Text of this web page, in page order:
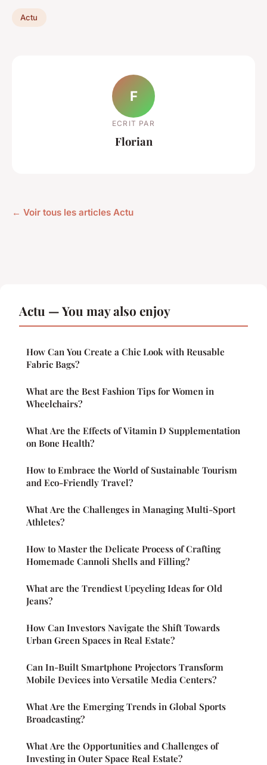
Actu
F
ECRIT PAR
Florian
← Voir tous les articles Actu
Actu — You may also enjoy
How Can You Create a Chic Look with Reusable
Fabric Bags?
What are the Best Fashion Tips for Women in
Wheelchairs?
What Are the Effects of Vitamin D Supplementation
on Bone Health?
How to Embrace the World of Sustainable Tourism
and Eco-Friendly Travel?
What Are the Challenges in Managing Multi-Sport
Athletes?
How to Master the Delicate Process of Crafting
Homemade Cannoli Shells and Filling?
What are the Trendiest Upcycling Ideas for Old
Jeans?
How Can Investors Navigate the Shift Towards
Urban Green Spaces in Real Estate?
Can In-Built Smartphone Projectors Transform
Mobile Devices into Versatile Media Centers?
What Are the Emerging Trends in Global Sports
Broadcasting?
What Are the Opportunities and Challenges of
Investing in Outer Space Real Estate?